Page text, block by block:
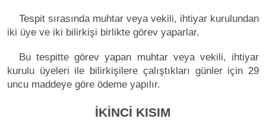
Tespit sırasında muhtar veya vekili, ihtiyar kurulundan
iki üye ve iki bilirkişi birlikte görev yaparlar.
Bu tespitte görev yapan muhtar veya vekili, ihtiyar
kurulu üyeleri ile bilirkişilere çalıştıkları günler için 29
uncu maddeye göre ödeme yapılır.
İKİNCİ KISIM